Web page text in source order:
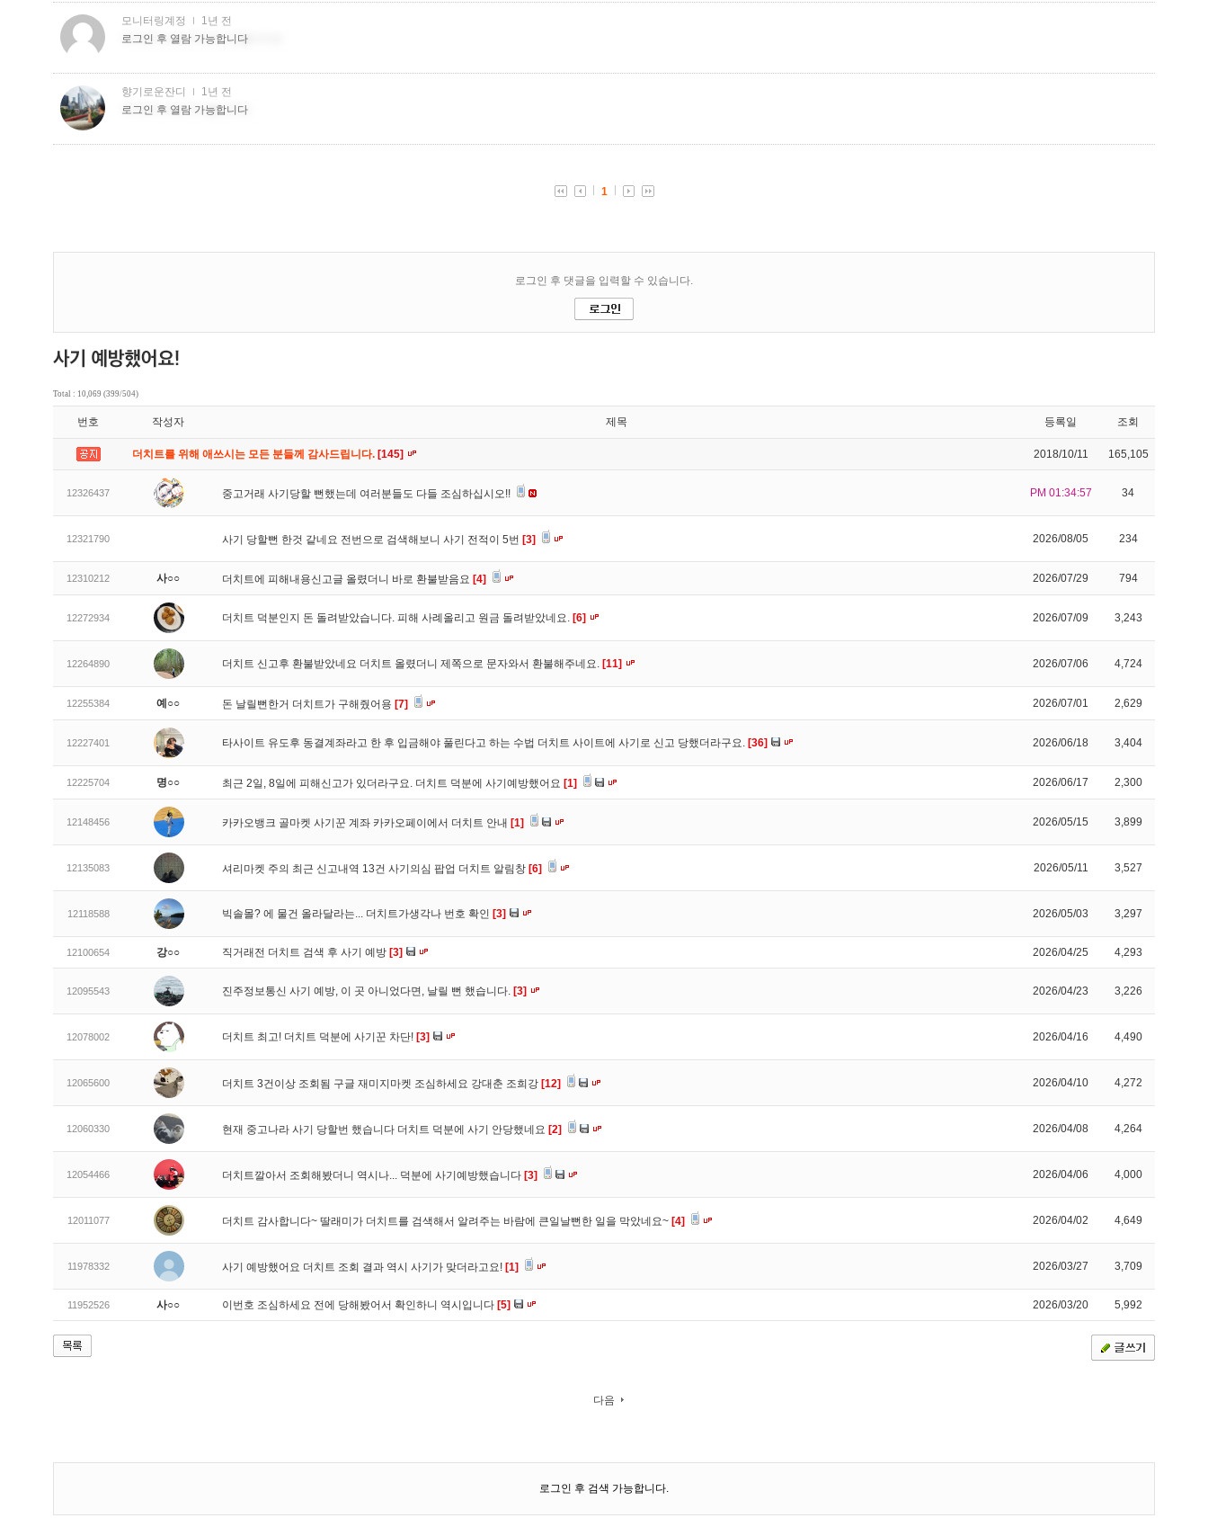
Total : 10,069 (399/504)
번호 작성자 제목 등록일 조회
더치트를 위해 애쓰시는 모든 분들께 감사드립니다. [145] 2018/10/11 165,105
12326437 중고거래 사기당할 뻔했는데 여러분들도 다들 조심하십시오!! PM 01:34:57 34
12321790 사기 당할뻔 한것 같네요 전번으로 검색해보니 사기 전적이 5번 [3] 2026/08/05 234
12310212 사○○ 더치트에 피해내용신고글 올렸더니 바로 환불받음요 [4] 2026/07/29 794
12272934 더치트 덕분인지 돈 돌려받았습니다. 피해 사례올리고 원금 돌려받았네요. [6] 2026/07/09 3,243
12264890 더치트 신고후 환불받았네요 더치트 올렸더니 제쪽으로 문자와서 환불해주네요. [11] 2026/07/06 4,724
12255384 예○○ 돈 날릴뻔한거 더치트가 구해줬어용 [7] 2026/07/01 2,629
12227401 타사이트 유도후 동결계좌라고 한 후 입금해야 풀린다고 하는 수법 더치트 사이트에 사기로 신고 당했더라구요. [36] 2026/06/18 3,404
12225704 명○○ 최근 2일, 8일에 피해신고가 있더라구요. 더치트 덕분에 사기예방했어요 [1] 2026/06/17 2,300
12148456 카카오뱅크 골마켓 사기꾼 계좌 카카오페이에서 더치트 안내 [1] 2026/05/15 3,899
12135083 셔리마켓 주의 최근 신고내역 13건 사기의심 팝업 더치트 알림창 [6] 2026/05/11 3,527
12118588 빅솔몰? 에 물건 올라달라는... 더치트가생각나 번호 확인 [3] 2026/05/03 3,297
12100654 강○○ 직거래전 더치트 검색 후 사기 예방 [3] 2026/04/25 4,293
12095543 진주정보통신 사기 예방, 이 곳 아니었다면, 날릴 뻔 했습니다. [3] 2026/04/23 3,226
12078002 더치트 최고! 더치트 덕분에 사기꾼 차단! [3] 2026/04/16 4,490
12065600 더치트 3건이상 조회됨 구글 재미지마켓 조심하세요 강대춘 조희강 [12] 2026/04/10 4,272
12060330 현재 중고나라 사기 당할번 했습니다 더치트 덕분에 사기 안당했네요 [2] 2026/04/08 4,264
12054466 더치트깔아서 조회해봤더니 역시나... 덕분에 사기예방했습니다 [3] 2026/04/06 4,000
12011077 더치트 감사합니다~ 딸래미가 더치트를 검색해서 알려주는 바람에 큰일날뻔한 일을 막았네요~ [4] 2026/04/02 4,649
11978332 사기 예방했어요 더치트 조회 결과 역시 사기가 맞더라고요! [1] 2026/03/27 3,709
11952526 사○○ 이번호 조심하세요 전에 당해봤어서 확인하니 역시입니다 [5] 2026/03/20 5,992
다음
로그인 후 검색 가능합니다.